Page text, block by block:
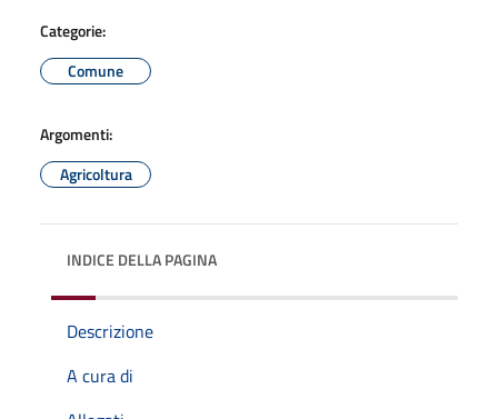
Categorie:
Comune
Argomenti:
Agricoltura
INDICE DELLA PAGINA
Descrizione
A cura di